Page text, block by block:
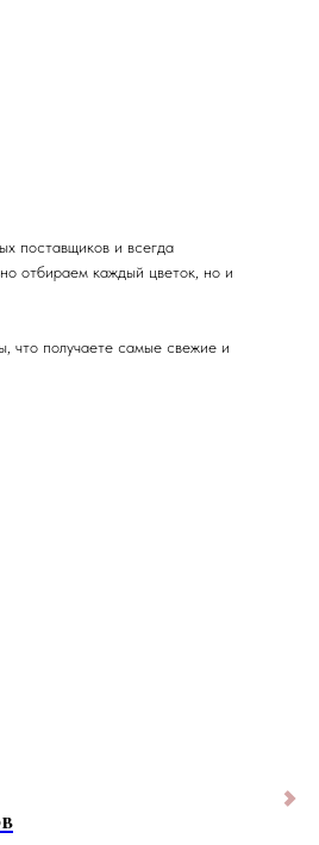
поставщиков и всегда
отбираем каждый цветок, но и
что получаете самые свежие и